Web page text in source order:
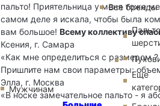
Мужчинам
Все бренды
Еще
пальто! Приятельница у меня тоже
самом деле я искала, чтобы была
вам большое! Всему коллективу
Ксения, г. Самара
«Как мне определиться с размером ?
Пришлите нам свои параметры:
Элла, г. Москва
«В носке замечательное пальто - я